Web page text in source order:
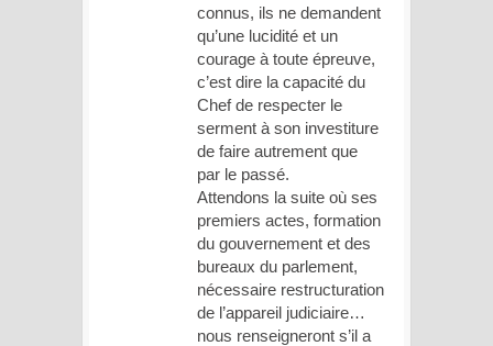
connus, ils ne demandent
qu’une lucidité et un
courage à toute épreuve,
c’est dire la capacité du
Chef de respecter le
serment à son investiture
de faire autrement que
par le passé.
Attendons la suite où ses
premiers actes, formation
du gouvernement et des
bureaux du parlement,
nécessaire restructuration
de l’appareil judiciaire…
nous renseigneront s’il a